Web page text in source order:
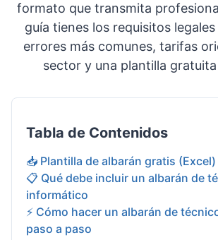
formato que transmita
guía tienes los requisitos
errores más comunes, tarifas
sector y una plantilla gratuita
Tabla de Contenidos
📥 Plantilla de albarán gratis (Excel)
📋 Qué debe incluir un albarán de
informático
⚡ Cómo hacer un albarán de
paso a paso